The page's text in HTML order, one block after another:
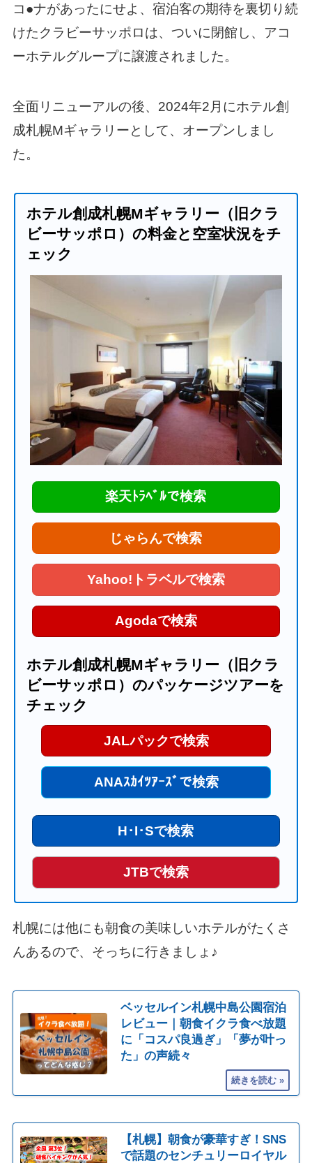
コ●ナがあったにせよ、宿泊客の期待を裏切り続
けたクラビーサッポロは、ついに閉館し、アコ
ーホテルグループに譲渡されました。
全面リニューアルの後、2024年2月にホテル創
成札幌Mギャラリーとして、オープンしまし
た。
ホテル創成札幌Mギャラリー（旧クラ
ビーサッポロ）の料金と空室状況をチ
ェック
楽天ﾄﾗﾍﾞﾙで検索
じゃらんで検索
Yahoo!トラベルで検索
Agodaで検索
ホテル創成札幌Mギャラリー（旧クラ
ビーサッポロ）のパッケージツアーを
チェック
JALパックで検索
ANAｽｶｲﾂｱｰｽﾞで検索
H･I･Sで検索
JTBで検索
札幌には他にも朝食の美味しいホテルがたくさ
んあるので、そっちに行きましょ♪
ベッセルイン札幌中島公園宿泊
レビュー｜朝食イクラ食べ放題
に「コスパ良過ぎ」「夢が叶っ
た」の声続々
【札幌】朝食が豪華すぎ！SNS
で話題のセンチュリーロイヤル